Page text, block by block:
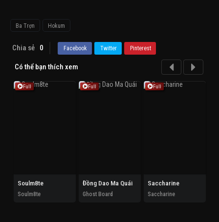
Ba Trợn Hokum
Chia sẻ 0 Facebook Twitter Pinterest
Có thể bạn thích xem
Full
Soulm8te
Soulm8te
Full
Đồng Dao Ma Quái
Ghost Board
Full
Saccharine
Saccharine